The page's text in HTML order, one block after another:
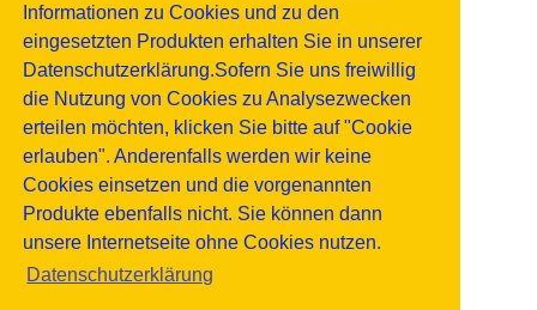
Informationen zu Cookies und zu den
eingesetzten Produkten erhalten Sie in unserer
Datenschutzerklärung.Sofern Sie uns freiwillig
die Nutzung von Cookies zu Analysezwecken
erteilen möchten, klicken Sie bitte auf "Cookie
erlauben". Anderenfalls werden wir keine
Cookies einsetzen und die vorgenannten
Produkte ebenfalls nicht. Sie können dann
unsere Internetseite ohne Cookies nutzen.
Datenschutzerklärung